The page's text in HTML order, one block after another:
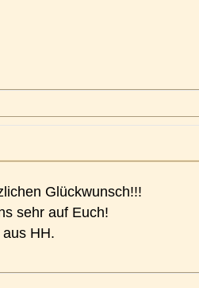
Glückwunsch!!!
sehr auf Euch!
HH.